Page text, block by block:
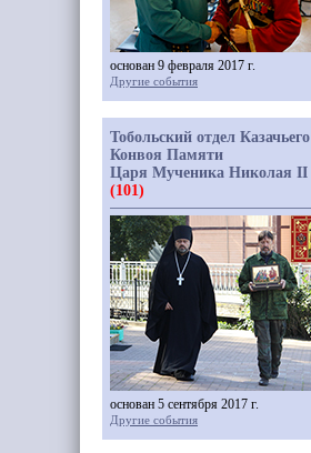
основан 9 февраля 2017 г.
Другие события
Тобольский отдел Казачьего
Конвоя Памяти
Царя Мученика Николая II
(101)
основан 5 сентября 2017 г.
Другие события